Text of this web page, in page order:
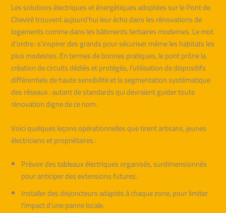
Les solutions électriques et énergétiques adoptées sur le Pont de
Cheviré trouvent aujourd’hui leur écho dans les rénovations de
logements comme dans les bâtiments tertiaires modernes. Le mot
d’ordre : s’inspirer des grands pour sécuriser même les habitats les
plus modestes. En termes de bonnes pratiques, le pont prône la
création de circuits dédiés et protégés, l’utilisation de dispositifs
différentiels de haute sensibilité et la segmentation systématique
des réseaux : autant de standards qui devraient guider toute
rénovation digne de ce nom.
Voici quelques leçons opérationnelles que tirent artisans, jeunes
électriciens et propriétaires :
Prévoir des tableaux électriques organisés, surdimensionnés
pour anticiper des extensions futures.
Installer des disjoncteurs adaptés à chaque zone, pour limiter
l’impact d’une panne locale.